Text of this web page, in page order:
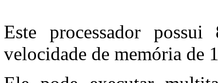
Este processador
velocidade de memória de